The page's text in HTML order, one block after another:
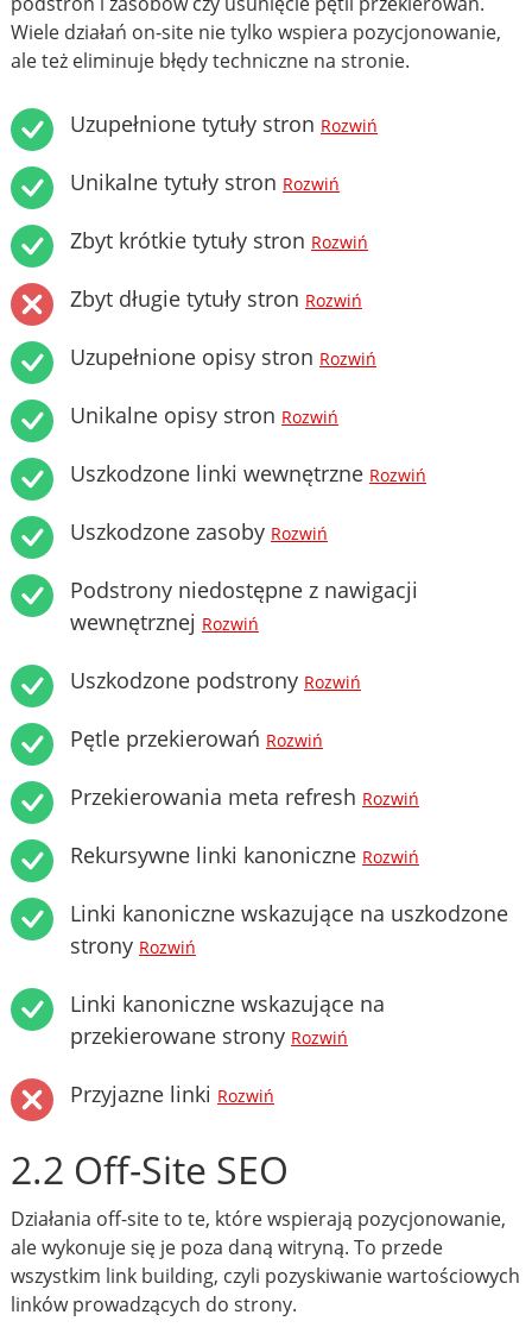
Wiele działań on-site nie tylko wspiera pozycjonowanie,
ale też eliminuje błędy techniczne na stronie.
Uzupełnione tytuły stron Rozwiń
Unikalne tytuły stron Rozwiń
Zbyt krótkie tytuły stron Rozwiń
Zbyt długie tytuły stron Rozwiń
Uzupełnione opisy stron Rozwiń
Unikalne opisy stron Rozwiń
Uszkodzone linki wewnętrzne Rozwiń
Uszkodzone zasoby Rozwiń
Podstrony niedostępne z nawigacji
wewnętrznej Rozwiń
Uszkodzone podstrony Rozwiń
Pętle przekierowań Rozwiń
Przekierowania meta refresh Rozwiń
Rekursywne linki kanoniczne Rozwiń
Linki kanoniczne wskazujące na uszkodzone
strony Rozwiń
Linki kanoniczne wskazujące na
przekierowane strony Rozwiń
Przyjazne linki Rozwiń
2.2 Off-Site SEO
Działania off-site to te, które wspierają pozycjonowanie,
ale wykonuje się je poza daną witryną. To przede
wszystkim link building, czyli pozyskiwanie wartościowych
linków prowadzących do strony.